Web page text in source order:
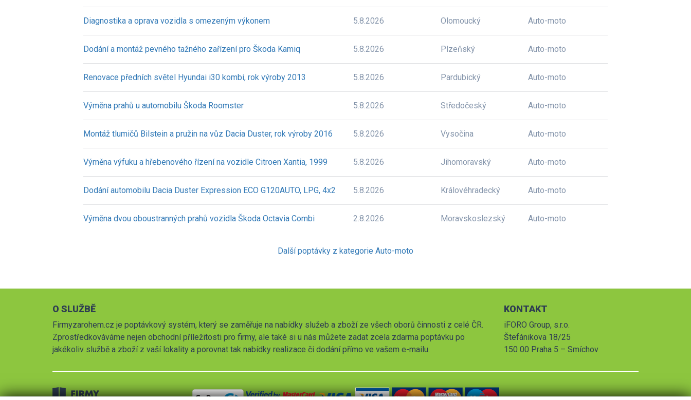
Diagnostika a oprava vozidla s omezeným výkonem 5.8.2026 Olomoucký Auto-moto
Dodání a montáž pevného tažného zařízení pro Škoda Kamiq 5.8.2026 Plzeňský Auto-moto
Renovace předních světel Hyundai i30 kombi, rok výroby 2013 5.8.2026 Pardubický Auto-moto
Výměna prahů u automobilu Škoda Roomster 5.8.2026 Středočeský Auto-moto
Montáž tlumičů Bilstein a pružin na vůz Dacia Duster, rok výroby 2016 5.8.2026 Vysočina Auto-moto
Výměna výfuku a hřebenového řízení na vozidle Citroen Xantia, 1999 5.8.2026 Jihomoravský Auto-moto
Dodání automobilu Dacia Duster Expression ECO G120AUTO, LPG, 4x2 5.8.2026 Královéhradecký Auto-moto
Výměna dvou oboustranných prahů vozidla Škoda Octavia Combi 2.8.2026 Moravskoslezský Auto-moto
Další poptávky z kategorie Auto-moto
O SLUŽBĚ
Firmyzarohem.cz je poptávkový systém, který se zaměřuje na nabídky služeb a zboží ze všech oborů činnosti z celé ČR.
Zprostředkováváme nejen obchodní příležitosti pro firmy, ale také si u nás můžete zadat zcela zdarma poptávku po
jakékoliv službě a zboží z vaší lokality a porovnat tak nabídky realizace či dodání přímo ve vašem e-mailu.
KONTAKT
iFORO Group, s.r.o.
Štefánikova 18/25
150 00 Praha 5 – Smíchov